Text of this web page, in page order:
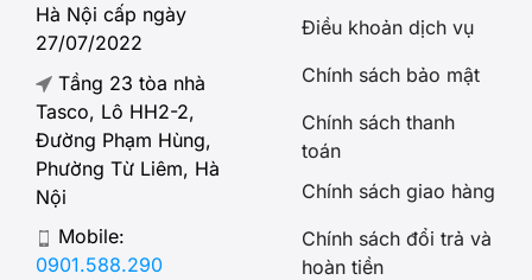
Hà Nội cấp ngày
27/07/2022
Tầng 23 tòa nhà
Tasco, Lô HH2-2,
Đường Phạm Hùng,
Phường Từ Liêm, Hà
Nội
Mobile:
0901.588.290
Điều khoản dịch vụ
Chính sách bảo mật
Chính sách thanh
toán
Chính sách giao hàng
Chính sách đổi trả và
hoàn tiền